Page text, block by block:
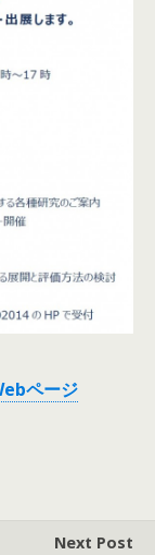
ページ
Next Post